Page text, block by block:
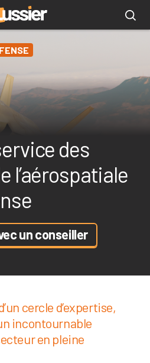
des
l’aérospatiale
un conseiller
cercle d’expertise,
incontournable
en pleine